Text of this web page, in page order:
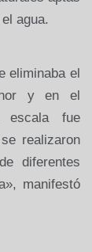
agua.
eliminaba el
y en el
escala fue
realizaron
diferentes
manifestó